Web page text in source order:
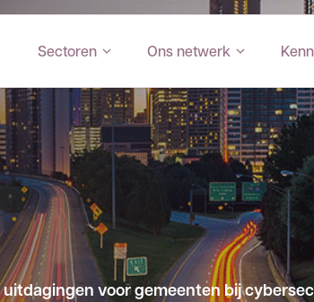
Sectoren Ons netwerk
uitdagingen voor gemeenten bij